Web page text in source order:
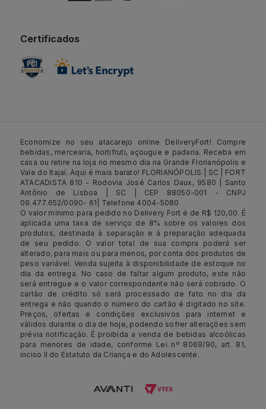
Certificados
Economize no seu atacarejo online DeliveryFort! Compre
bebidas, mercearia, hortifruti, açougue e padaria. Receba em
casa ou retire na loja no mesmo dia na Grande Florianópolis e
Vale do Itajaí. Aqui é mais barato! FLORIANÓPOLIS | SC | FORT
ATACADISTA 810 - Rodovia José Carlos Daux, 9580 | Santo
Antônio de Lisboa | SC | CEP 88050-001 - CNPJ
09.477.652/0090- 61| Telefone 4004-5080
O valor mínimo para pedido no Delivery Fort é de R$ 120,00. É
aplicada uma taxa de serviço de 8% sobre os valores dos
produtos, destinada à separação e à preparação adequada
de seu pedido. O valor total de sua compra poderá ser
alterado, para mais ou para menos, por conta dos produtos de
peso variável. Venda sujeita à disponibilidade de estoque no
dia da entrega. No caso de faltar algum produto, este não
será entregue e o valor correspondente não será cobrado. O
cartão de crédito só será processado de fato no dia da
entrega e não quando o número do cartão é digitado no site.
Preços, ofertas e condições exclusivos para internet e
válidos durante o dia de hoje, podendo sofrer alterações sem
prévia notificação. É proibida a venda de bebidas alcoólicas
para menores de idade, conforme Lei nº 8069/90, art. 81,
inciso II do Estatuto da Criança e do Adolescente.